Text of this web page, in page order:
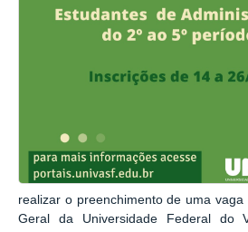
realizar o preenchimento de uma
Geral da Universidade Federal do